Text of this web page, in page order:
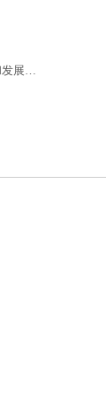
济南铝板在汽车行业上的应用现状和发展趋势